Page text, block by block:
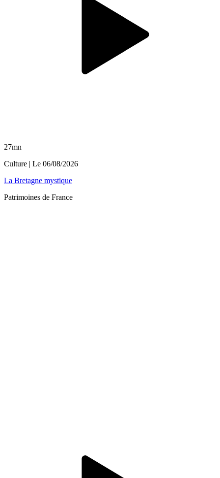
27mn
Culture | Le 06/08/2026
La Bretagne mystique
Patrimoines de France